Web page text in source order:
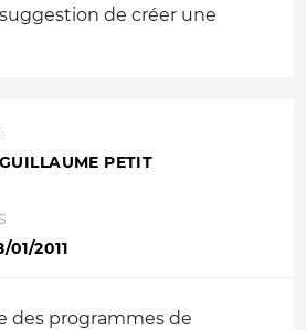
de créer une
GUILLAUME PETIT
2011
des programmes de